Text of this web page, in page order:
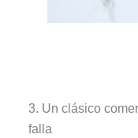
3. Un clásico
falla